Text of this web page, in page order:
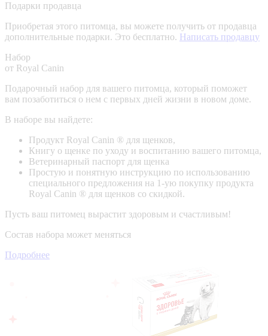
Подарки продавца
Приобретая этого питомца, вы можете получить от продавца
дополнительные подарки. Это бесплатно. Написать продавцу
Набор
от Royal Canin
Подарочный набор для вашего питомца, который поможет
вам позаботиться о нем с первых дней жизни в новом доме.
В наборе вы найдете:
Продукт Royal Canin ® для щенков,
Книгу о щенке по уходу и воспитанию вашего питомца,
Ветеринарный паспорт для щенка
Простую и понятную инструкцию по использованию
специального предложения на 1-ую покупку продукта
Royal Canin ® для щенков со скидкой.
Пусть ваш питомец вырастит здоровым и счастливым!
Состав набора может меняться
Подробнее